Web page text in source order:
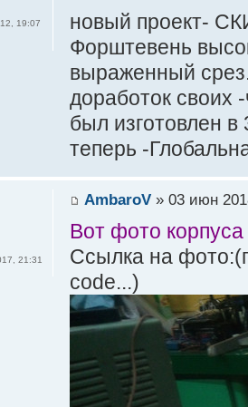
новый проект-
Форштевень
выраженный
доработок своих
был изготовлен
теперь -
19:07
AmbaroV» 03 июн
Вот фото
Ссылка на
code...)
21:31